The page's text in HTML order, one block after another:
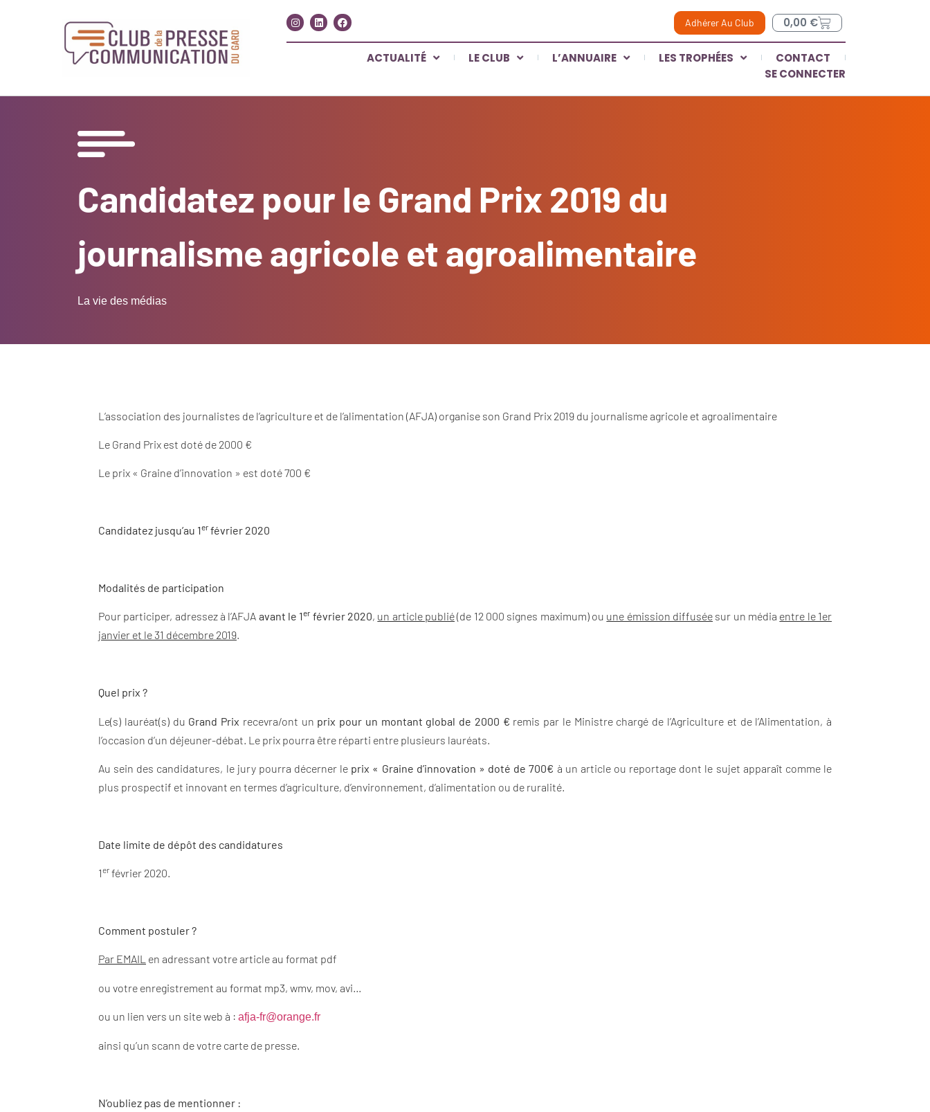
Adhérer Au Club 0,00 €
ACTUALITÉ LE CLUB L’ANNUAIRE LES TROPHÉES
CONTACT
SE CONNECTER
Candidatez pour le Grand Prix 2019 du
journalisme agricole et agroalimentaire
La vie des médias
L’association des journalistes de l’agriculture et de l’alimentation (AFJA) organise son Grand Prix 2019 du journalisme agricole et agroalimentaire
Le Grand Prix est doté de 2000 €
Le prix « Graine d’innovation » est doté 700 €
Candidatez jusqu’au 1er février 2020
Modalités de participation
Pour participer, adressez à l’AFJA avant le 1er février 2020, un article publié(de 12 000 signes maximum) ou une émission diffusée sur un média entre le 1er
janvier et le 31 décembre 2019.
Quel prix ?
Le(s) lauréat(s) du Grand Prix recevra/ont un prix pour un montant global de 2000 € remis par le Ministre chargé de l’Agriculture et de l’Alimentation, à
l’occasion d’un déjeuner-débat. Le prix pourra être réparti entre plusieurs lauréats.
Au sein des candidatures, le jury pourra décerner le prix « Graine d’innovation » doté de 700€ à un article ou reportage dont le sujet apparaît comme le
plus prospectif et innovant en termes d’agriculture, d’environnement, d’alimentation ou de ruralité.
Date limite de dépôt des candidatures
1er février 2020.
Comment postuler ?
Par EMAIL en adressant votre article au format pdf
ou votre enregistrement au format mp3, wmv, mov, avi…
ou un lien vers un site web à : afja-fr@orange.fr
ainsi qu’un scann de votre carte de presse.
N’oubliez pas de mentionner :